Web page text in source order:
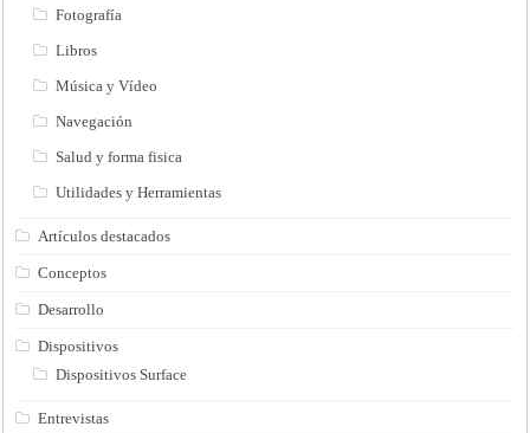
Fotografía
Libros
Música y Vídeo
Navegación
Salud y forma fisica
Utilidades y Herramientas
Artículos destacados
Conceptos
Desarrollo
Dispositivos
Dispositivos Surface
Entrevistas